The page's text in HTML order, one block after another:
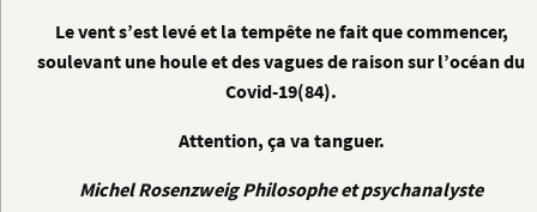
Le vent s’est levé et la tempête ne fait que commencer,
soulevant une houle et des vagues de raison sur l’océan du
Covid-19(84).
Attention, ça va tanguer.
Michel Rosenzweig Philosophe et psychanalyste